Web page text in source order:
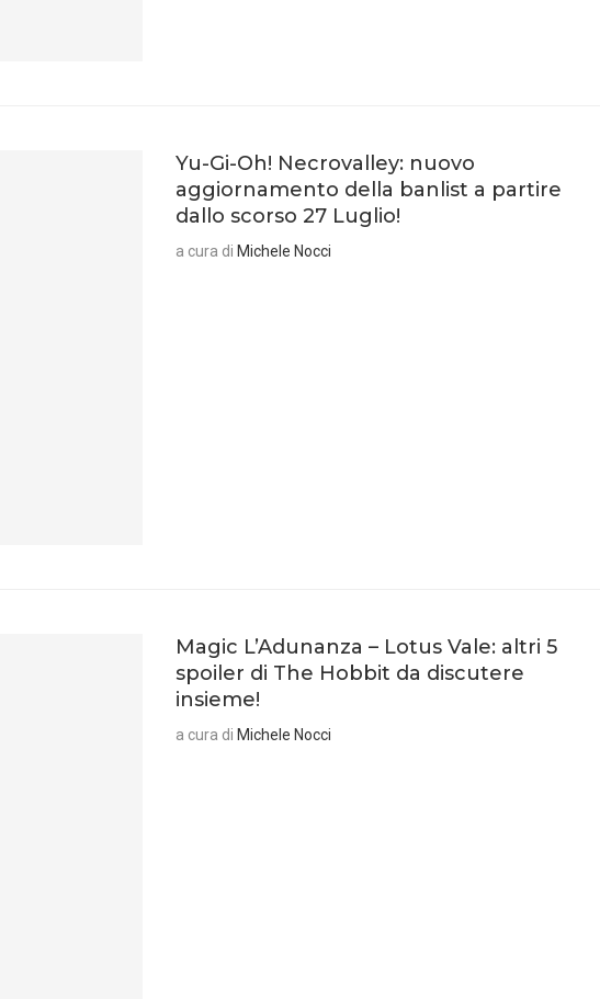
Yu-Gi-Oh! Necrovalley: nuovo
aggiornamento della banlist a partire
dallo scorso 27 Luglio!
a cura di Michele Nocci
Magic L’Adunanza – Lotus Vale: altri 5
spoiler di The Hobbit da discutere
insieme!
a cura di Michele Nocci